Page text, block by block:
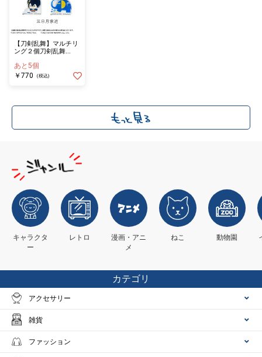
【刀剣乱舞】マルチリ
ング２個刀剣乱舞
日月宗近
あと5個
￥770
(税込)
キャラクタ
ー
レトロ
漫画・アニ
メ
ねこ 動物園
カテゴリ
アクセサリー
雑貨
ファッション